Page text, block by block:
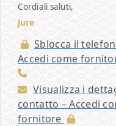
Cordiali saluti,
Jure
Sblocca il
Accedi come
Visualizza i
contatto – Accedi
fornitore